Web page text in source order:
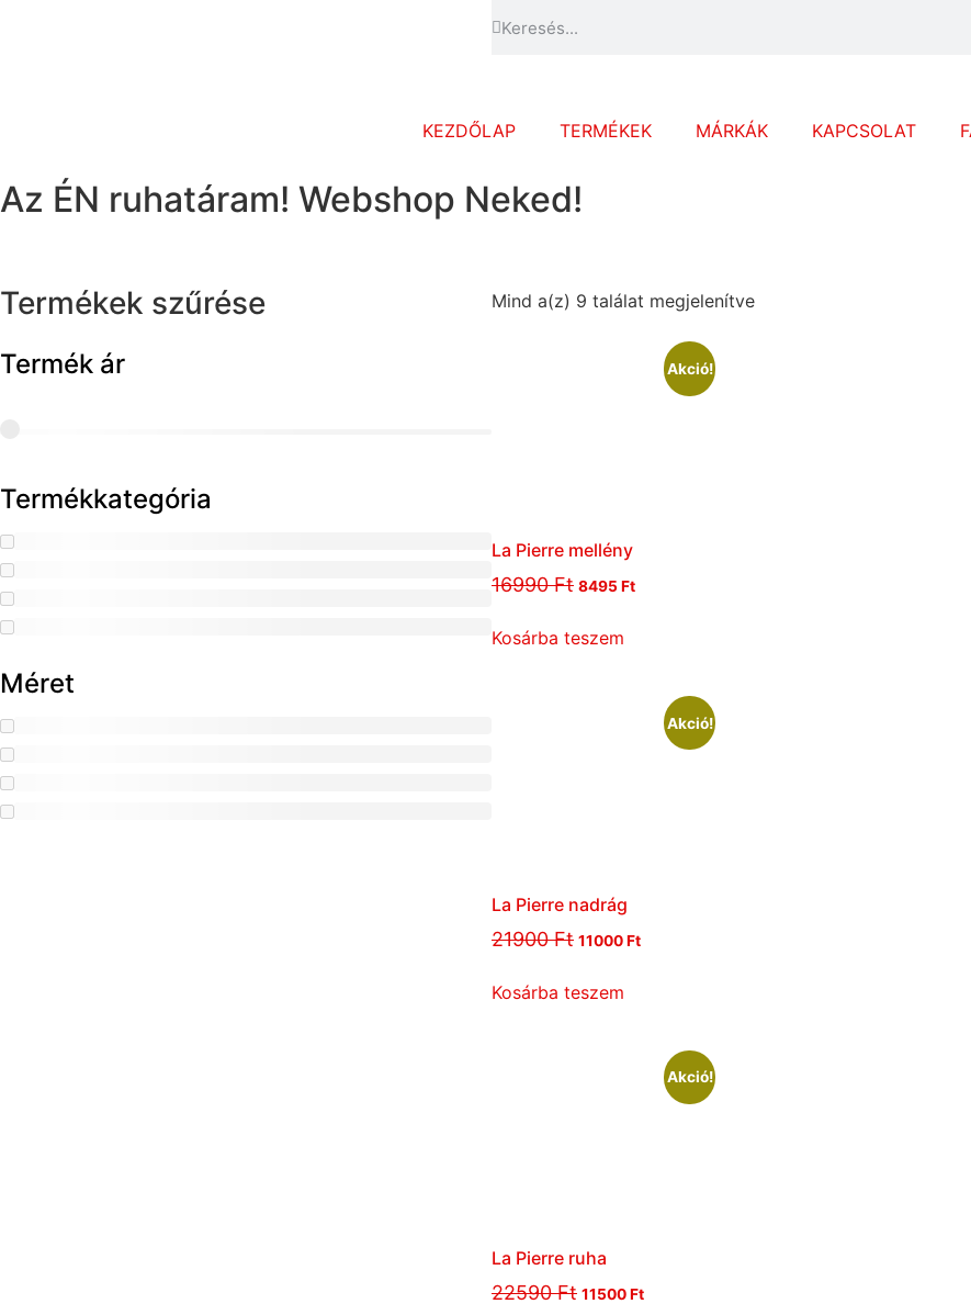
KEZDŐLAP TERMÉKEK MÁRKÁK KAPCSOLAT
Az ÉN ruhatáram! Webshop Neked!
Termékek szűrése
Termék ár
Termékkategória
Méret
Mind a(z) 9 találat megjelenítve
Akció!
La Pierre mellény
16990Ft 8495Ft
Kosárba teszem
Akció!
La Pierre nadrág
21900Ft 11000Ft
Kosárba teszem
Akció!
La Pierre ruha
22590Ft 11500Ft